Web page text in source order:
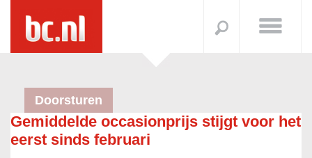
Doorsturen
Gemiddelde occasionprijs stijgt voor het
eerst sinds februari